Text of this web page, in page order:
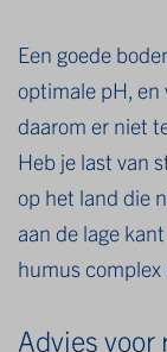
Een goede
optimale pH, en
daarom er niet
Heb je last van
op het land die
aan de lage
humus complex
Advies voor